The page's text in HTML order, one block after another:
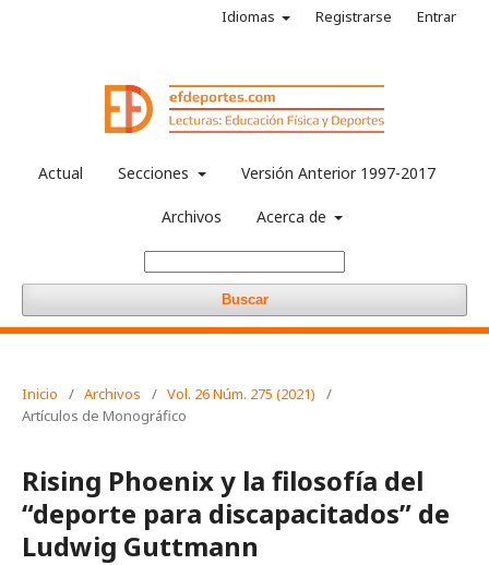
Actual Secciones Versión Anterior 1997-2017
Archivos Acerca de
Buscar
Idiomas Registrarse Entrar
Inicio / Archivos / Vol. 26 Núm. 275 (2021)
/
Artículos de Monográfico
Rising Phoenix y la filosofía del
“deporte para discapacitados” de
Ludwig Guttmann